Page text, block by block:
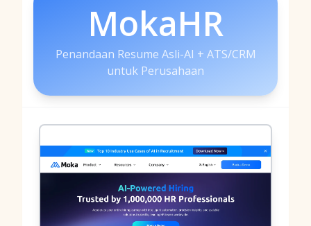
MokaHR
Penandaan Resume Asli-AI + ATS/CRM
untuk Perusahaan